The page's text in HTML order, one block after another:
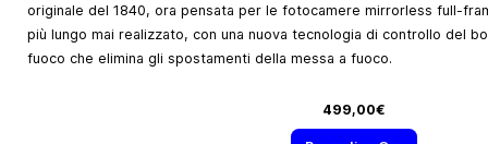
originale del 1840, ora pensata per le fotocamere mirrorless full-
più lungo mai realizzato, con una nuova tecnologia di controllo del
fuoco che elimina gli spostamenti della messa a fuoco.
499,00€